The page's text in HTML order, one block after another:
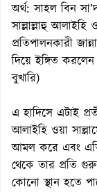
অর্থ: সাহল বিন
সাল্লাল্লাহু
প্রতিপালনকারী
দিয়ে ইঙ্গিত
বুখারি)
এ হাদিসে এটাই
আলাইহি ওয়া
আমল করে এবং
থেকে তার প্রতি
কোনো স্থান হতে